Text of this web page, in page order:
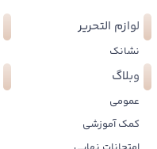
لوازم التحریر
نشانک
وبلاگ
عمومی
کمک آموزشی